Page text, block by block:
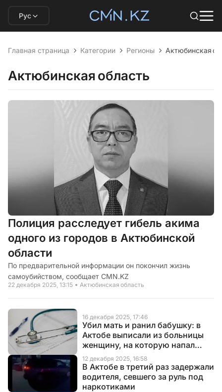
Рус
Главная страница Категории Регионы Актюбинская
Актюбинская область
Полиция расследует гибель акима
одного из городов в Актюбинской
области
По предварительной информации он покончил жизнь
самоубийством, сообщает CMN.KZ
22 декабря 2025, 13:15 Актюбинская область
Убил мать и ранил бабушку: в
Актобе выписали из больницы
женщину, на которую напал
внук
16 декабря 2025, 17:46
В Актобе в третий раз задержали
водителя, севшего за руль под
наркотиками
12 декабря 2025, 16:58